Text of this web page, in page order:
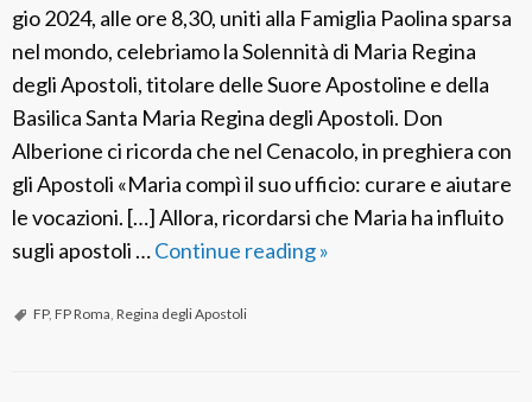
gio 2024, alle ore 8,30, uniti alla Famiglia Paolina sparsa
nel mondo, celebriamo la Solennità di Maria Regina
degli Apostoli, titolare delle Suore Apostoline e della
Basilica Santa Maria Regina degli Apostoli. Don
Alberione ci ricorda che nel Cenacolo, in preghiera con
gli Apostoli «Maria compì il suo ufficio: curare e aiutare
le vocazioni. […] Allora, ricordarsi che Maria ha influito
sugli apostoli …Continue readingC
»
FP, FP Roma, Regina degli Apostoli